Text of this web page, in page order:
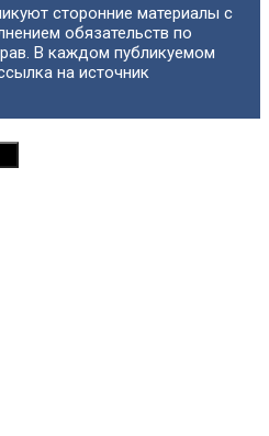
сторонние материалы с
обязательств по
В каждом публикуемом
на источник